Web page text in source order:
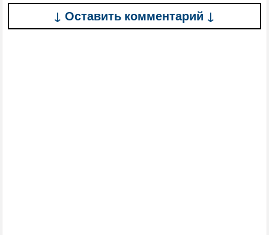
↓ Оставить комментарий ↓